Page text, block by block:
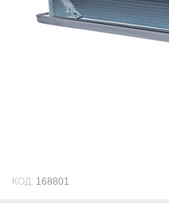
КОД: 168801